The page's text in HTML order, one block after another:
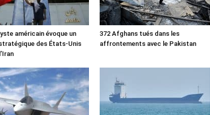
américain évoque un
des États-Unis
372 Afghans tués dans les
affrontements avec le Pakistan